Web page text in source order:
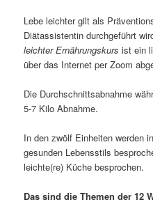
Lebe leichter gilt als
Diätassistentin durchgeführt
leichter Ernährungskurs ist ein
über das Internet per Zoom
Die Durchschnittsabnahme
5-7 Kilo Abnahme.
In den zwölf Einheiten werden
gesunden Lebensstils
leichte(re) Küche besprochen.
Das sind die Themen der 12